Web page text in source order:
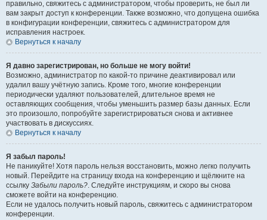
правильно, свяжитесь с администратором, чтобы проверить, не был ли
вам закрыт доступ к конференции. Также возможно, что допущена ошибка
в конфигурации конференции, свяжитесь с администратором для
исправления настроек.
Вернуться к началу
Я давно зарегистрирован, но больше не могу войти!
Возможно, администратор по какой-то причине деактивировал или
удалил вашу учётную запись. Кроме того, многие конференции
периодически удаляют пользователей, длительное время не
оставляющих сообщения, чтобы уменьшить размер базы данных. Если
это произошло, попробуйте зарегистрироваться снова и активнее
участвовать в дискуссиях.
Вернуться к началу
Я забыл пароль!
Не паникуйте! Хотя пароль нельзя восстановить, можно легко получить
новый. Перейдите на страницу входа на конференцию и щёлкните на
ссылку Забыли пароль?. Следуйте инструкциям, и скоро вы снова
сможете войти на конференцию.
Если не удалось получить новый пароль, свяжитесь с администратором
конференции.